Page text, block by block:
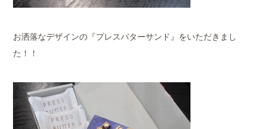
お洒落なデザインの『プレスバターサンド』をいただきまし
た！！